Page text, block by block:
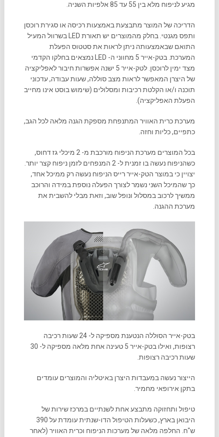
מגיע לניפוח מלא בין 55 עד 85 אלפיות השניה.
הדריכה של המוצר מתבצעת באמצעות רכיסה או סגירת רוכסן
ותפס מגנטי. בחלק מהמוצרים יש תאורת LED בשרוול המעיל
התואם שבאמצעותה ניתן לראות את סטטוס הפעלת
המערכת. בטק-אייר 5 מחווני ה- LED נמצאים בחלקו הקדמי
מצד ימין לרוכסן. לטק-אייר 5 ישנה אפשרות חיבור לאפליקציה
של היצרן המאפשר לראות מצב סוללה, שעות עבודה, עדכוני
תוכנה ו/או הקלטת רכיבות ומסלולים (שימוש בוסט אינו מחייב
הפעלת האפליקציה).
מערכת כרית האוויר המתנפחת מספקת הגנה מלאה לכל הגב,
כתפיים, כליות וחזה.
בכל המוצרים מערכת הניפוח מורכבת מ- 2 מיכלי גז דחוס,
כשהניפוח נעשה בו זמנית ל- 2 המנפחים לזמן ניפוח קצר יותר.
יצויין כי במוצר הטק-אייר רייס הניפוח נעשה רק ממיכל אחד,
כך שהמיכל השני נשמר לצורך הפעלה נוספת במידה והרוכב
ממשיך לרכוב במסלול ונופל שוב, וזאת מבלי להשבית את
מערכת ההגנה.
בטק-אייר הסוללה הנטענת מספיקה ל- 24 שעות רכיבה
רצופות, ואילו בטק-אייר 5 טעינה אחת מלאה מספיקה ל- 30
שעות רכיבה רצופות.
הייצור נעשה במעבדות היצרן באיטליה והמוצרים עומדים
בתקן אירופאי מחמיר.
טיפול ותחזוקה מתבצע אחת לשנתיים במרכז שירות של
היבואן בארץ, כשעלות הטיפול הדו-שנתית עומדת על 390
ש"ח. החלפה מלאה של מערכות הניפוח וכרית האוויר (לאחר